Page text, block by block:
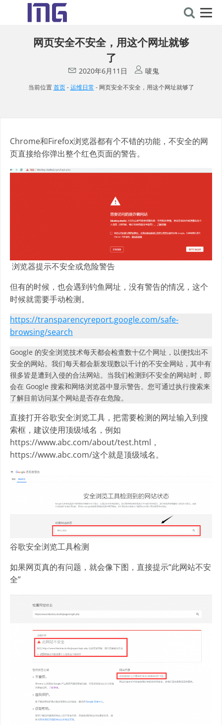
网页安全不安全，用这个网址就够
了
2020年6月11日 唛鬼
当前位置 首页-运维日常 - 网页安全不安全，用这个网址就够了
Chrome和Firefox浏览器都有个不错的功能，不安全的网
页直接给你弹出整个红色页面的警告。
浏览器提示不安全或危险警告
但有的时候，也会遇到钓鱼网址，没有警告的情况，这个
时候就需要手动检测。
https://transparencyreport.google.com/safe-
browsing/search
Google 的安全浏览技术每天都会检查数十亿个网址，以便找出不
安全的网站。我们每天都会新发现数以千计的不安全网站，其中有
很多皆是遭到入侵的合法网站。当我们检测到不安全的网站时，即
会在 Google 搜索和网络浏览器中显示警告。您可通过执行搜索来
了解目前访问某个网站是否存在危险。
直接打开谷歌安全浏览工具，把需要检测的网址输入到搜
索框，建议使用顶级域名，例如
https://www.abc.com/about/test.html，
https://www.abc.com/这个就是顶级域名。
谷歌安全浏览工具检测
如果网页真的有问题，就会像下图，直接提示“此网站不安
全”